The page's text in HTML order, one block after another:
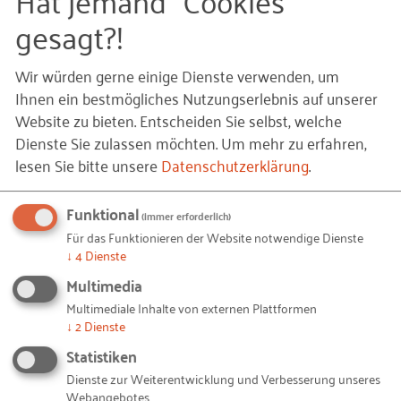
eingebettet in dasZentrum für Entrepreneurship
der Universität, berichten von den Potenzialen für
Gründungen und Startups in der Region.
Vor allem durch die Entwicklungen im Bereich des
Remote Work und der Digitalisierung lassen sich
viele Geschäftsmodelle mit Laptop und 5G dort
umsetzen, wo es besonders schön ist. Die Region
Rostock und das Bundesland Mecklenburg-
Vorpommern können von diesem Trend profitieren.
Die Entwicklung von gründungsfreundlichen
Rahmenbedingungen ist allerdings eine kleinteilige
und langwierige, da die Infrastruktur und die
Netzwerke von etablierten Unternehmen nicht so
ausgeprägt sind, wie in anderen Regionen. Für
Personen mit Gestaltungswillen bieten sich dafür
aber vielfältige Chancen und
gesagt?!
Wir würden gerne einige Dienste verwenden, um
Ihnen ein bestmögliches Nutzungserlebnis auf unserer
Website zu bieten. Entscheiden Sie selbst, welche
Dienste Sie zulassen möchten.Um mehr zu erfahren,
lesen Sie bitte unsereDatenschutzerklärung.
Funktional(immer erforderlich)
Für das Funktionieren der Website notwendige Dienste
↓ 4Dienste
Multimedia
Multimediale Inhalte von externen Plattformen
↓ 2Dienste
Statistiken
Dienste zur Weiterentwicklung und Verbesserung unseres
Webangebotes